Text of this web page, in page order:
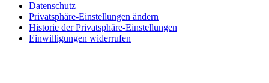
Datenschutz
Privatsphäre-Einstellungen ändern
Historie der Privatsphäre-Einstellungen
Einwilligungen widerrufen